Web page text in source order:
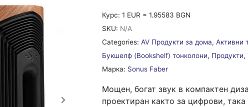
Курс: 1 EUR = 1.95583 BGN
SKU: N/A
Categories: AV Продукти за дома, Активни
Букшелф (Bookshelf) тонколони, Продукти,
Марка: Sonus Faber
Мощен, богат звук в компактен
проектиран както за цифрови,